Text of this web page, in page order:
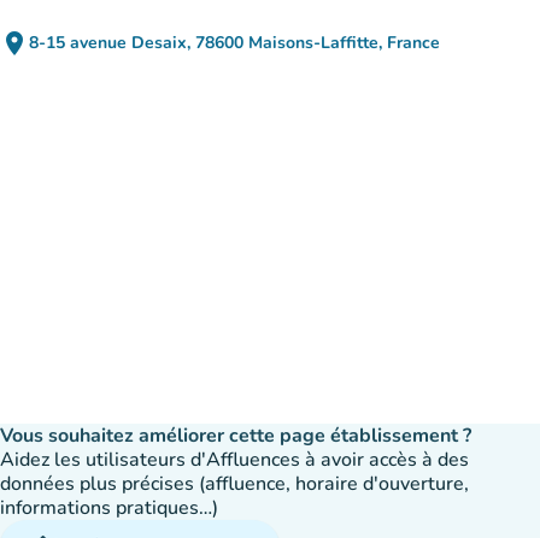
place 8-15 avenue Desaix, 78600 Maisons-Laffitte, France
(ouvrir dans Google Maps)
(nouvel onglet)
Vous souhaitez améliorer cette page établissement ?
Aidez les utilisateurs d'Affluences à avoir accès à des
données plus précises (affluence, horaire d'ouverture,
informations pratiques…)